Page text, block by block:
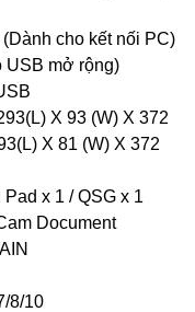
cho kết nối PC)
USB mở rộng)
X 93 (W) X 372
X 81 (W) X 372
x 1 / QSG x 1
Document
8/10